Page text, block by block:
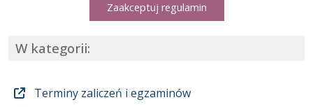
Zaakceptuj regulamin
W kategorii:
Terminy zaliczeń i egzaminów